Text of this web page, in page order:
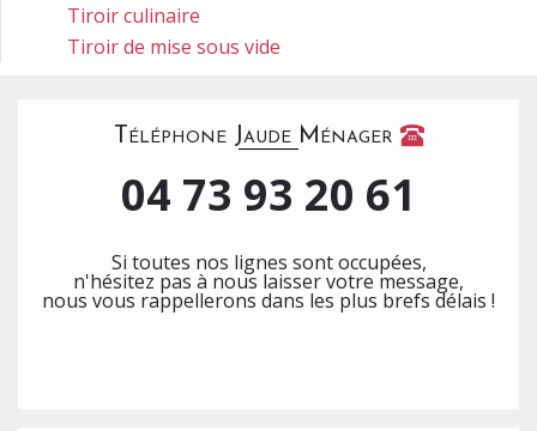
Tiroir culinaire
Tiroir de mise sous vide
Téléphone Jaude Ménager
04 73 93 20 61
Si toutes nos lignes sont occupées,
n'hésitez pas à nous laisser votre message,
nous vous rappellerons dans les plus brefs délais !